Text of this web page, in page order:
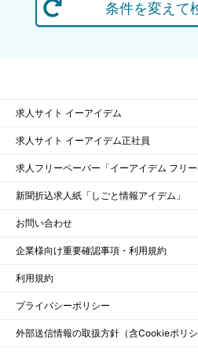
条件を変えて
求人サイト イーアイデム
求人サイト イーアイデム正社員
求人フリーペーパー「イーアイデム フリー
新聞折込求人紙「しごと情報アイデム」
お問い合わせ
企業様向け重要確認事項・利用規約
利用規約
プライバシーポリシー
外部送信情報の取扱方針（含Cookieポリシ